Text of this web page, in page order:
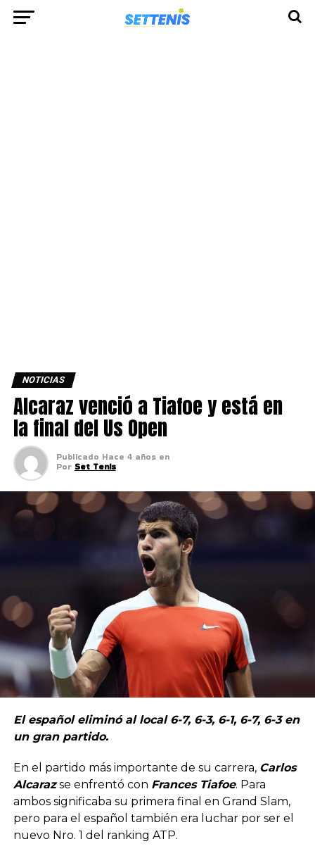
NOTICIAS
Alcaraz venció a Tiafoe y está en
la final del Us Open
Publicado Hace 4 años en
Por Set Tenis
El español eliminó al local 6-7, 6-3, 6-1, 6-7, 6-3 en
un gran partido.
En el partido más importante de su carrera, Carlos
Alcarazse enfrentó con Frances Tiafoe. Para
ambos significaba su primera final en Grand Slam,
pero para el español también era luchar por ser el
nuevo Nro. 1 del ranking ATP.